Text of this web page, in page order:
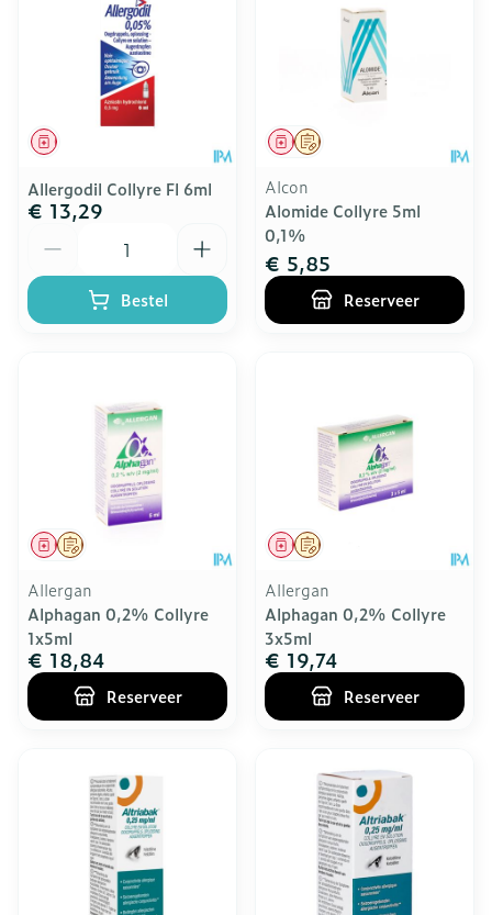
Geneesmiddel
Allergodil Collyre Fl 6ml
€ 13,29
Bestel
Op voorschrift
Geneesmiddel
Alcon
Alomide Collyre 5ml
0,1%
€ 5,85
Reserveer
Op voorschrift
Geneesmiddel
Allergan
Alphagan 0,2% Collyre
1x5ml
€ 18,84
Reserveer
Op voorschrift
Geneesmiddel
Allergan
Alphagan 0,2% Collyre
3x5ml
€ 19,74
Reserveer